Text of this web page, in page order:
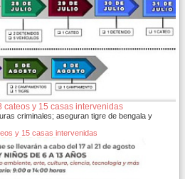
cateos y 15 casas intervenidas
criminales; aseguran tigre de bengala y
y 15 casas intervenidas